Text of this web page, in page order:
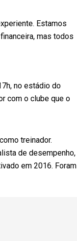
Estamos
mas todos
no estádio do
com o clube que o
treinador.
de desempenho,
em 2016. Foram